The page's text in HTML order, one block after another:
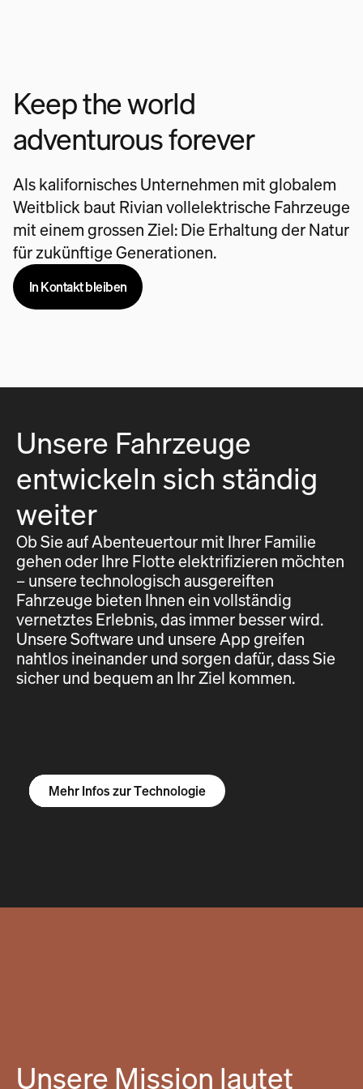
Keep the world
adventurous forever
Als kalifornisches Unternehmen mit globalem
Weitblick baut Rivian vollelektrische Fahrzeuge
mit einem grossen Ziel: Die Erhaltung der Natur
für zukünftige Generationen.
In Kontakt bleiben
Unsere Fahrzeuge
entwickeln sich ständig
weiter
Ob Sie auf Abenteuertour mit Ihrer Familie
gehen oder Ihre Flotte elektrifizieren möchten
– unsere technologisch ausgereiften
Fahrzeuge bieten Ihnen ein vollständig
vernetztes Erlebnis, das immer besser wird.
Unsere Software und unsere App greifen
nahtlos ineinander und sorgen dafür, dass Sie
sicher und bequem an Ihr Ziel kommen.
Mehr Infos zum R1S
Mehr Infos zum R1T
Mehr Infos zu Vans
Mehr Infos zur Technologie
Unsere Mission lautet